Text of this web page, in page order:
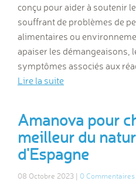
conçu pour aider à soutenir
souffrant de problèmes de
alimentaires ou
apaiser les démangeaisons,
symptômes associés aux
Lire la suite
Amanova pour
meilleur du
d'Espagne
08 Octobre 2023 | 0 Commentaires